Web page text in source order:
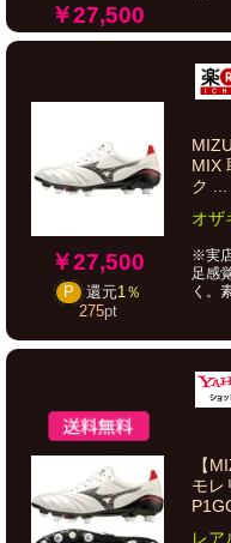
￥27,500
￥27,500
P 還元1％
275pt
MIX
ク ...
オザ
※実
足感
く。
【
モレ
レア